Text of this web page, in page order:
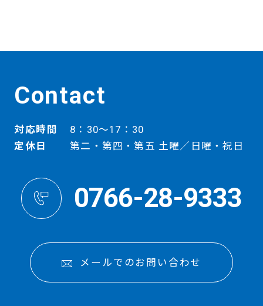
Contact
対応時間
8：30～17：30
定休日
第二・第四・第五 土曜／日曜・祝日
0766-28-9333
メールでのお問い合わせ